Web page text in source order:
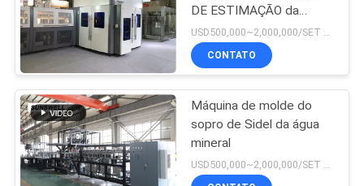
DE ESTIMAÇÃO da
sução da poeira do
vácuo
USD500,000~2,000,000/SET MOQ:1 conjunto
CONTATO
Máquina de molde do
sopro de Sidel da água
mineral
USD500,000~2,000,000/SET MOQ:1 conjunto